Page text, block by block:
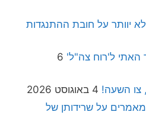
יוותר על חובת ההתנגדות
האתי ל'רוח צה"ל' 6
צו השעה! 4 באוגוסט 2026
על שרידותן של